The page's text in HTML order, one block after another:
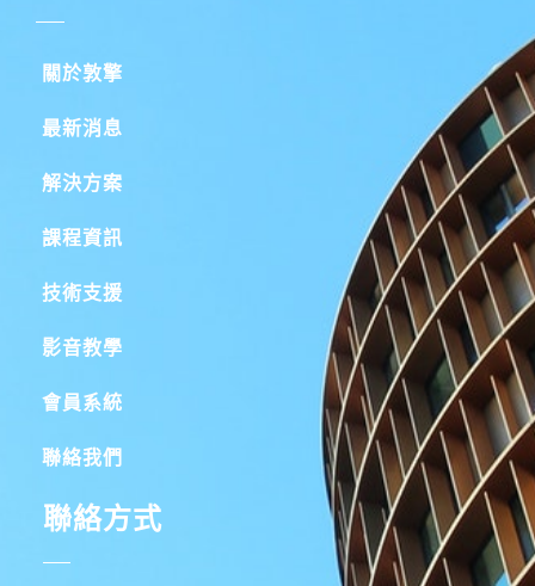
關於敦擎
最新消息
解決方案
課程資訊
技術支援
影音教學
會員系統
聯絡我們
聯絡方式